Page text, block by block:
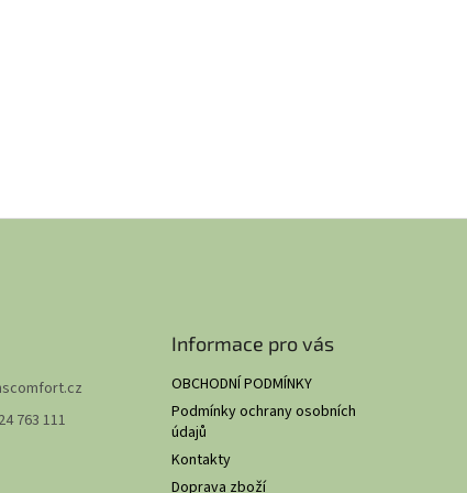
763 111
Informace pro vás
OBCHODNÍ PODMÍNKY
Podmínky ochrany osobních
údajů
Kontakty
Doprava zboží